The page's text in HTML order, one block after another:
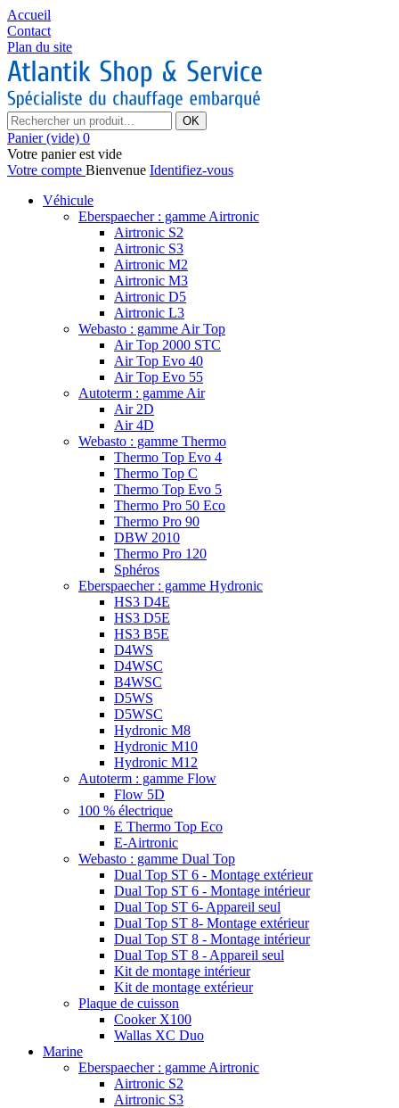
Accueil
Contact
Plan du site
OK
Panier (vide) 0
Votre panier est vide
Votre compte Bienvenue Identifiez-vous
Véhicule
Eberspaecher : gamme Airtronic
Airtronic S2
Airtronic S3
Airtronic M2
Airtronic M3
Airtronic D5
Airtronic L3
Webasto : gamme Air Top
Air Top 2000 STC
Air Top Evo 40
Air Top Evo 55
Autoterm : gamme Air
Air 2D
Air 4D
Webasto : gamme Thermo
Thermo Top Evo 4
Thermo Top C
Thermo Top Evo 5
Thermo Pro 50 Eco
Thermo Pro 90
DBW 2010
Thermo Pro 120
Sphéros
Eberspaecher : gamme Hydronic
HS3 D4E
HS3 D5E
HS3 B5E
D4WS
D4WSC
B4WSC
D5WS
D5WSC
Hydronic M8
Hydronic M10
Hydronic M12
Autoterm : gamme Flow
Flow 5D
100 % électrique
E Thermo Top Eco
E-Airtronic
Webasto : gamme Dual Top
Dual Top ST 6 - Montage extérieur
Dual Top ST 6 - Montage intérieur
Dual Top ST 6- Appareil seul
Dual Top ST 8- Montage extérieur
Dual Top ST 8 - Montage intérieur
Dual Top ST 8 - Appareil seul
Kit de montage intérieur
Kit de montage extérieur
Plaque de cuisson
Cooker X100
Wallas XC Duo
Marine
Eberspaecher : gamme Airtronic
Airtronic S2
Airtronic S3